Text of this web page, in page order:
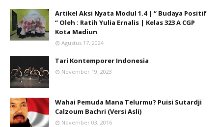
Artikel Aksi Nyata Modul 1.4 | “ Budaya Positif
“ Oleh : Ratih Yulia Ernalis | Kelas 323 A CGP
Kota Madiun
Agustus 17, 2024
Tari Kontemporer Indonesia
November 19, 2023
Wahai Pemuda Mana Telurmu? Puisi Sutardji
Calzoum Bachri (Versi Asli)
November 03, 2016